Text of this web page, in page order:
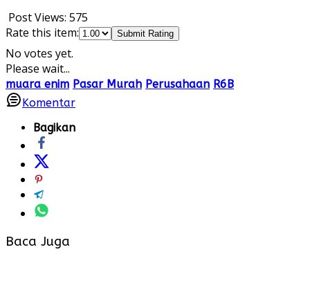
Post Views: 575
Rate this item:
Submit Rating
No votes yet.
Please wait...
muara enim Pasar Murah Perusahaan R6B
Komentar
Bagikan
Baca Juga